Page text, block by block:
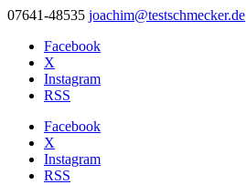
07641-48535 joachim@testschmecker.de
Facebook
X
Instagram
RSS
Facebook
X
Instagram
RSS